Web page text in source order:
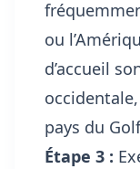
ou
d’accueil
pays du
Étape 3 :